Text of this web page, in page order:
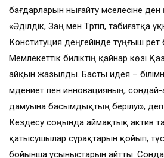
бағдарларын нығайту мәселесіне
«Әділдік, Заң мен Тәртіп, табиғатқа
Конституция деңгейінде тұңғыш рет
Мемлекеттік биліктің қайнар көзі
айқын жазылды. Басты идея –
мәдениет пен инновацияның,
дамуына басымдықтың берілуі», деп
Кездесу соңында аймақтық актив
қатысушылар сұрақтарын қойып,
бойынша ұсыныстарын айтты.